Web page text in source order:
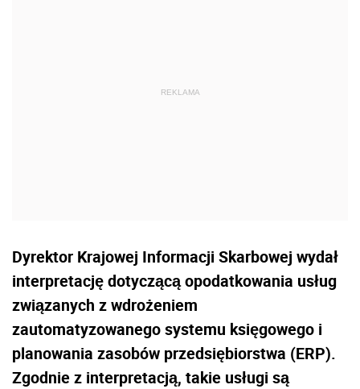
Dyrektor Krajowej Informacji Skarbowej wydał
interpretację dotyczącą opodatkowania usług
związanych z wdrożeniem
zautomatyzowanego systemu księgowego i
planowania zasobów przedsiębiorstwa (ERP).
Zgodnie z interpretacją, takie usługi są